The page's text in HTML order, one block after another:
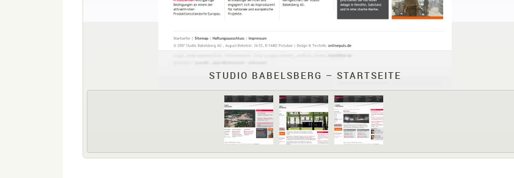
STUDIO BABELSBERG – STARTSEITE